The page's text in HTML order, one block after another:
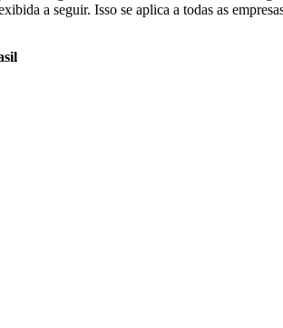
a seguir. Isso se aplica a todas as